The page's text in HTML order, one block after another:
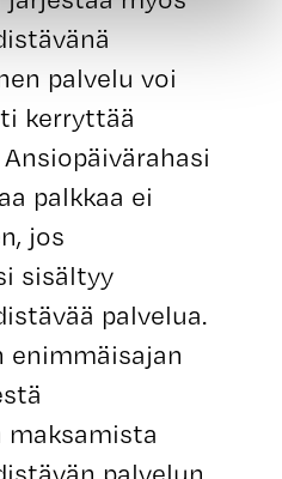
palvelu voi
kerryttää
palkkaa ei
jos
sisältyy
palvelua.
enimmäisajan
maksamista